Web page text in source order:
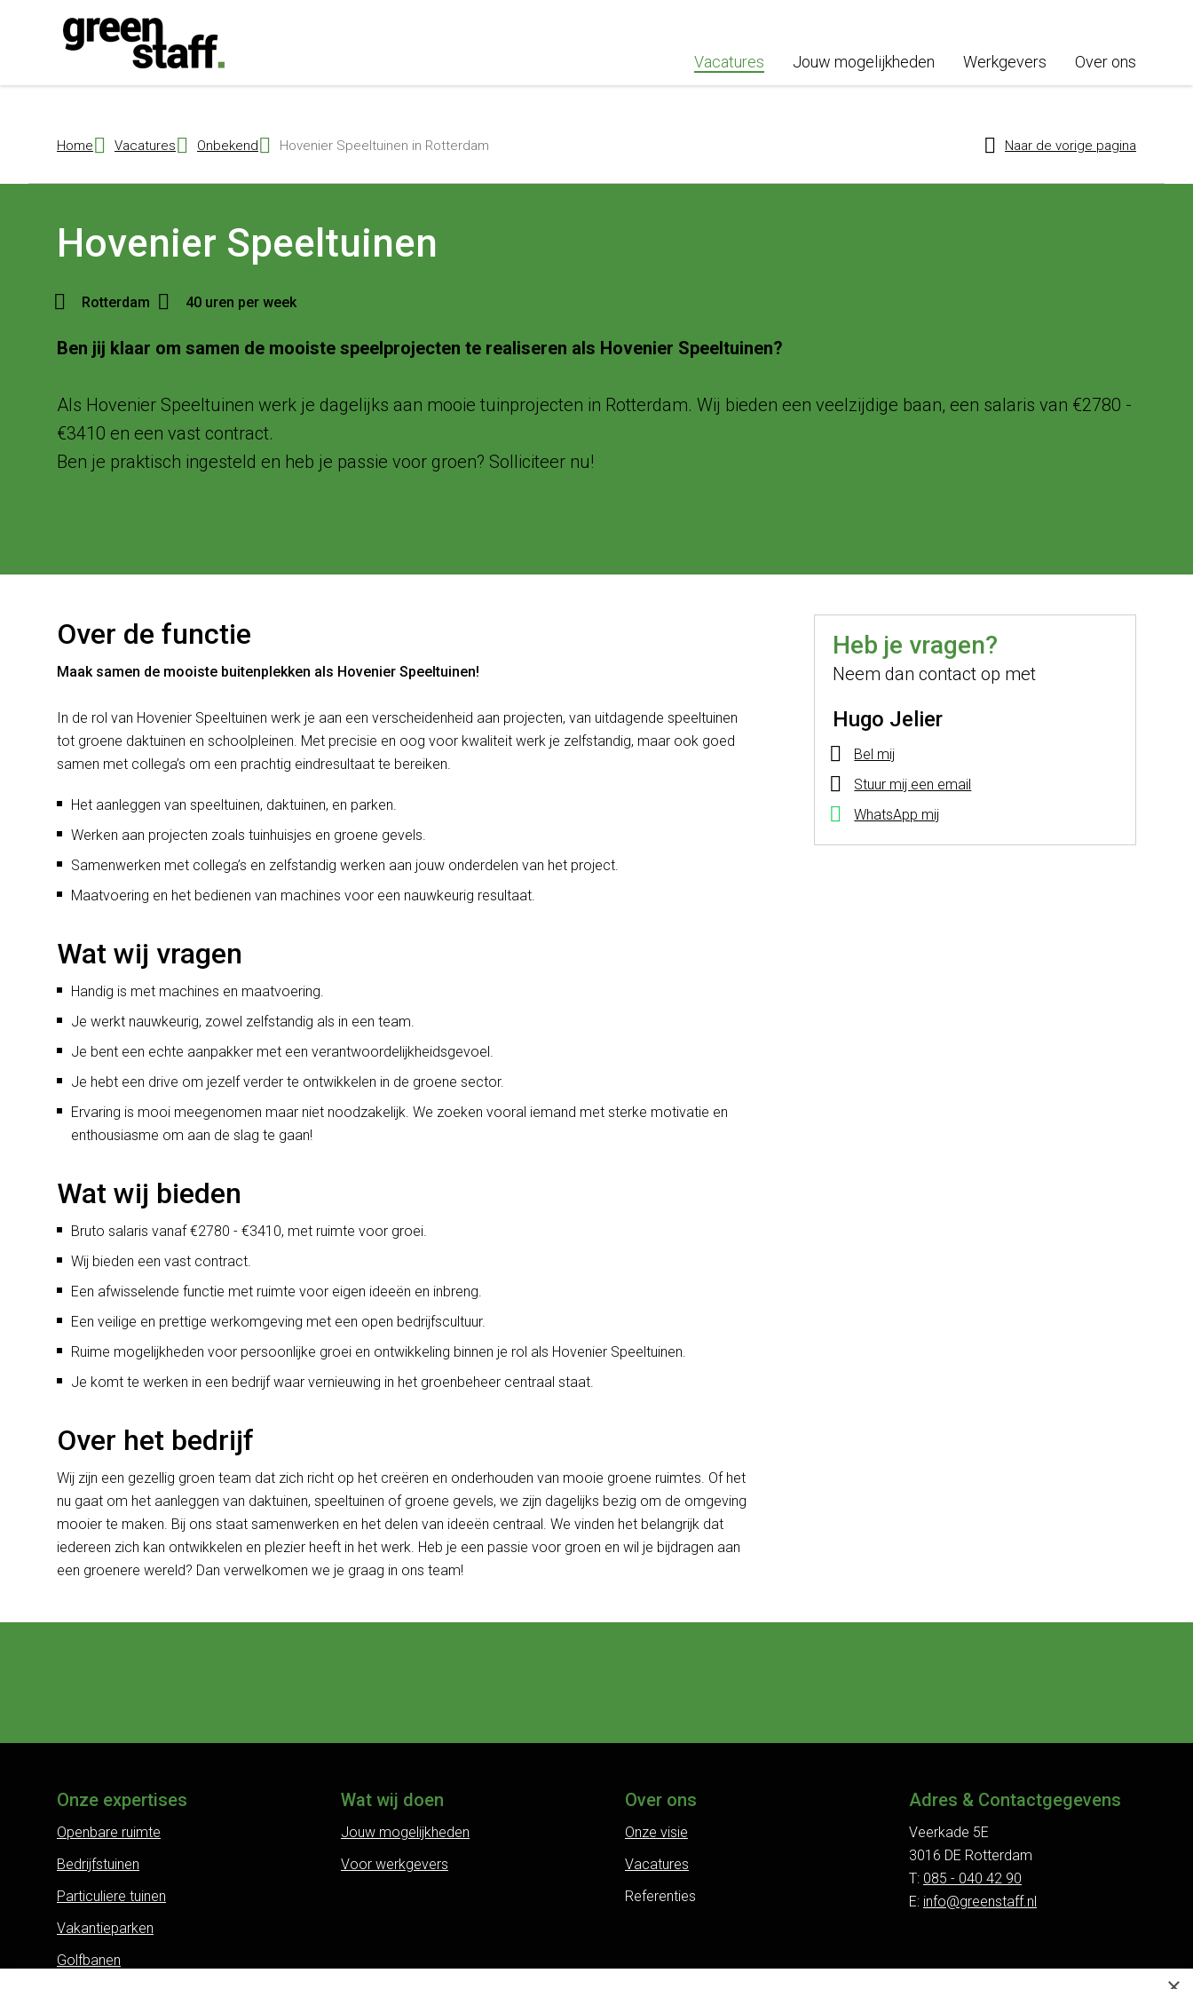
Vacatures Jouw mogelijkheden Werkgevers Over ons
Home Vacatures Onbekend Hovenier Speeltuinen in Rotterdam Naar de vorige pagina
Hovenier Speeltuinen
Rotterdam 40 uren per week
Ben jij klaar om samen de mooiste speelprojecten te realiseren als Hovenier Speeltuinen?
Als Hovenier Speeltuinen werk je dagelijks aan mooie tuinprojecten in Rotterdam. Wij bieden een veelzijdige baan, een salaris van €2780 -
€3410 en een vast contract.
Ben je praktisch ingesteld en heb je passie voor groen? Solliciteer nu!
Over de functie
Maak samen de mooiste buitenplekken als Hovenier Speeltuinen!
In de rol van Hovenier Speeltuinen werk je aan een verscheidenheid aan projecten, van uitdagende speeltuinen
tot groene daktuinen en schoolpleinen. Met precisie en oog voor kwaliteit werk je zelfstandig, maar ook goed
samen met collega’s om een prachtig eindresultaat te bereiken.
Het aanleggen van speeltuinen, daktuinen, en parken.
Werken aan projecten zoals tuinhuisjes en groene gevels.
Samenwerken met collega’s en zelfstandig werken aan jouw onderdelen van het project.
Maatvoering en het bedienen van machines voor een nauwkeurig resultaat.
Wat wij vragen
Handig is met machines en maatvoering.
Je werkt nauwkeurig, zowel zelfstandig als in een team.
Je bent een echte aanpakker met een verantwoordelijkheidsgevoel.
Je hebt een drive om jezelf verder te ontwikkelen in de groene sector.
Ervaring is mooi meegenomen maar niet noodzakelijk. We zoeken vooral iemand met sterke motivatie en
enthousiasme om aan de slag te gaan!
Wat wij bieden
Bruto salaris vanaf €2780 - €3410, met ruimte voor groei.
Wij bieden een vast contract.
Een afwisselende functie met ruimte voor eigen ideeën en inbreng.
Een veilige en prettige werkomgeving met een open bedrijfscultuur.
Ruime mogelijkheden voor persoonlijke groei en ontwikkeling binnen je rol als Hovenier Speeltuinen.
Je komt te werken in een bedrijf waar vernieuwing in het groenbeheer centraal staat.
Over het bedrijf
Wij zijn een gezellig groen team dat zich richt op het creëren en onderhouden van mooie groene ruimtes. Of het
nu gaat om het aanleggen van daktuinen, speeltuinen of groene gevels, we zijn dagelijks bezig om de omgeving
mooier te maken. Bij ons staat samenwerken en het delen van ideeën centraal. We vinden het belangrijk dat
iedereen zich kan ontwikkelen en plezier heeft in het werk. Heb je een passie voor groen en wil je bijdragen aan
een groenere wereld? Dan verwelkomen we je graag in ons team!
Heb je vragen?
Neem dan contact op met
Hugo Jelier
Bel mij
Stuur mij een email
WhatsApp mij
Onze expertises
Openbare ruimte
Bedrijfstuinen
Particuliere tuinen
Vakantieparken
Golfbanen
Wat wij doen
Jouw mogelijkheden
Voor werkgevers
Over ons
Onze visie
Vacatures
Referenties
Adres & Contactgegevens
Veerkade 5E
3016 DE Rotterdam
T: 085 - 040 42 90
E: info@greenstaff.nl